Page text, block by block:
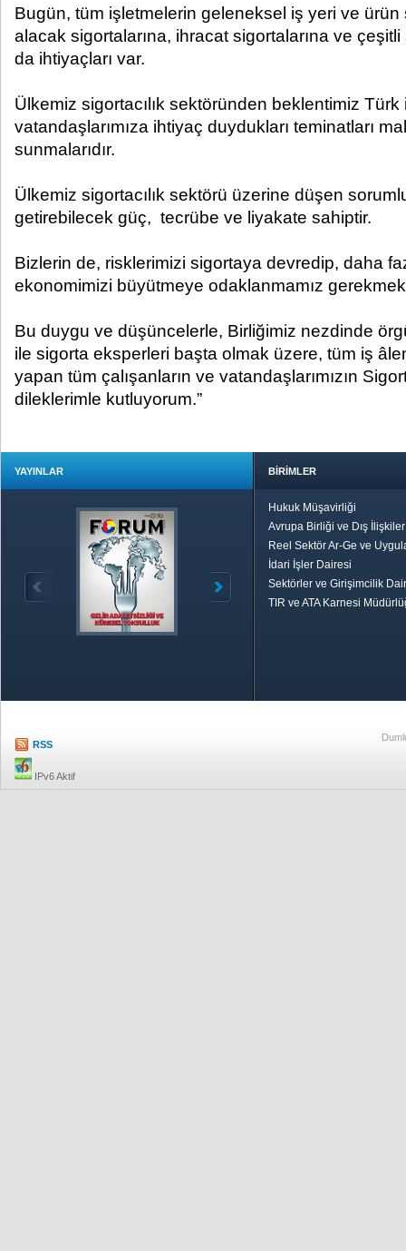
Bugün, tüm işletmelerin geleneksel iş yeri ve ürün
alacak sigortalarına, ihracat sigortalarına ve
da ihtiyaçları var.
Ülkemiz sigortacılık sektöründen beklentimiz
vatandaşlarımıza ihtiyaç duydukları teminatları
sunmalarıdır.
Ülkemiz sigortacılık sektörü üzerine düşen
getirebilecek güç, tecrübe ve liyakate sahiptir.
Bizlerin de, risklerimizi sigortaya devredip, daha
ekonomimizi büyütmeye odaklanmamız
Bu duygu ve düşüncelerle, Birliğimiz nezdinde
ile sigorta eksperleri başta olmak üzere, tüm iş
yapan tüm çalışanların ve vatandaşlarımızın
dileklerimle kutluyorum.”
YAYINLAR BİRİMLER
Hukuk Müşavirliği
Avrupa Birliği ve Dış
Reel Sektör Ar-Ge ve
İdari İşler Dairesi
Sektörler ve Girişimcilik
TIR ve ATA Karnesi
RSS
IPv6 Aktif